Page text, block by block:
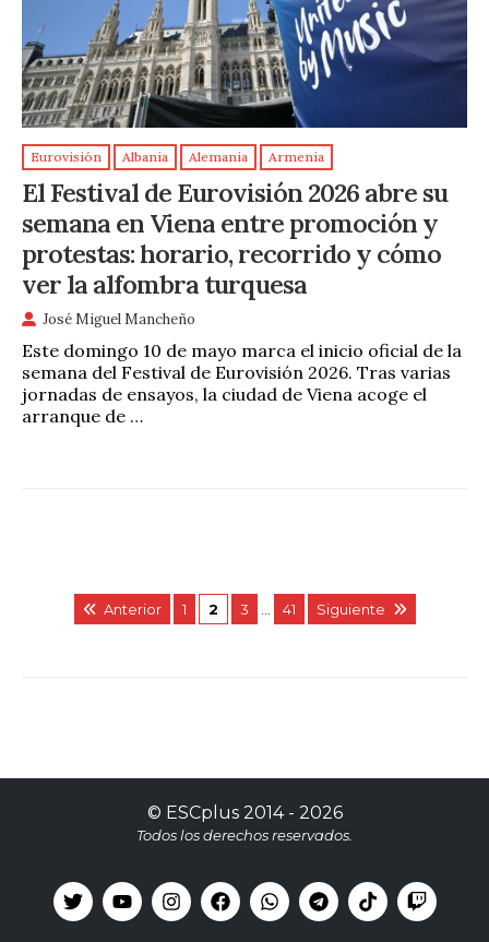
Eurovisión Albania Alemania Armenia
El Festival de Eurovisión 2026 abre su
semana en Viena entre promoción y
protestas: horario, recorrido y cómo
ver la alfombra turquesa
José Miguel Mancheño
Este domingo 10 de mayo marca el inicio oficial de la
semana del Festival de Eurovisión 2026. Tras varias
jornadas de ensayos, la ciudad de Viena acoge el
arranque de …
Anterior 1 2 3 41 Siguiente
© ESCplus2014 - 2026
Todos los derechos reservados.